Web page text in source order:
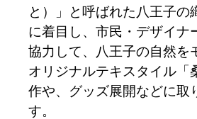
と）」と呼ばれた八王子の
に着目し、市民・デザイナ
協力して、八王子の自然を
オリジナルテキスタイル「
作や、グッズ展開などに取
す。